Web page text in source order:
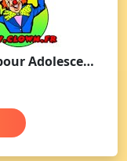
Déguisement Clown Effrayant pour Adolescent - Fête d'Halloween